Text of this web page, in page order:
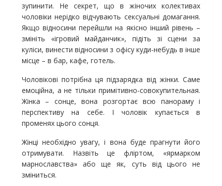
зупинити. Не секрет, що в жіночих колективах
чоловіки нерідко відчувають сексуальні домагання.
Якщо відносини перейшли на якісно інший рівень –
змініть «ігровий майданчик», підіть зі сцени за
куліси, винести відносини з офісу куди-небудь в інше
місце – в бар, кафе, готель.
Чоловікові потрібна ця підзарядка від жінки. Саме
емоційна, а не тільки примітивно-совокупительная.
Жінка – сонце, вона розгортає всю панораму і
перспективу на себе. І чоловік купається в
променях цього сонця.
Жінці необхідно увагу, і вона буде прагнути його
отримувати. Назвіть це фліртом, «ярмарком
марнославства» або ще як, суть від цього не
зміниться.